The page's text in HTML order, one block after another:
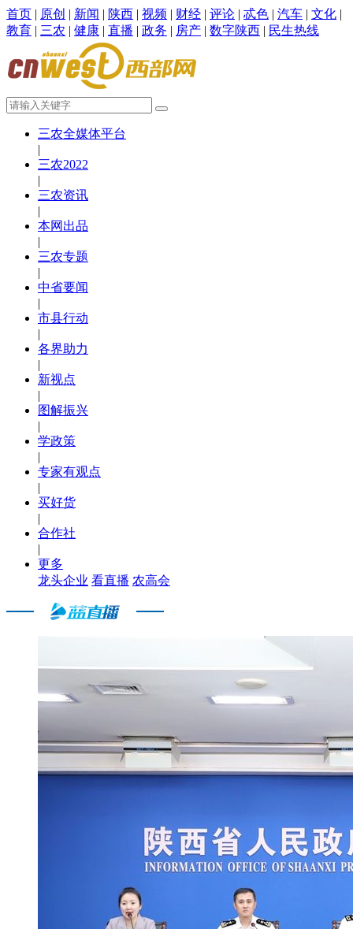
首页 | 原创 | 新闻 | 陕西 | 视频 | 财经 | 评论 | 忒色 | 汽车 | 文化 |
教育 | 三农 | 健康 | 直播 | 政务 | 房产 | 数字陕西 | 民生热线
三农全媒体平台
|
三农2022
|
三农资讯
|
本网出品
|
三农专题
|
中省要闻
|
市县行动
|
各界助力
|
新视点
|
图解振兴
|
学政策
|
专家有观点
|
买好货
|
合作社
|
更多
龙头企业 看直播 农高会